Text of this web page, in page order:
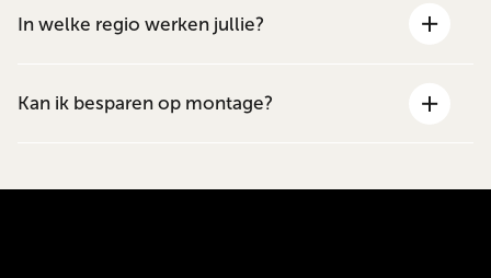
In welke regio werken jullie?
Kan ik besparen op montage?